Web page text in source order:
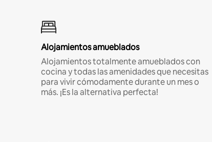
Alojamientos amueblados
Alojamientos totalmente amueblados con
cocina y todas las amenidades que necesitas
para vivir cómodamente durante un mes o
más. ¡Es la alternativa perfecta!